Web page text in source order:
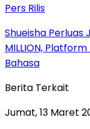
Pers Rilis
Shueisha Perluas
MILLION,
Bahasa
Berita Terkait
Jumat, 13 Maret